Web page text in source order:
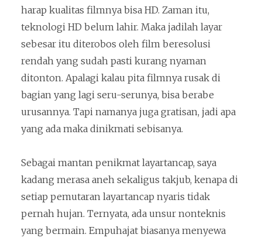
harap kualitas filmnya bisa HD. Zaman itu,
teknologi HD belum lahir. Maka jadilah layar
sebesar itu diterobos oleh film beresolusi
rendah yang sudah pasti kurang nyaman
ditonton. Apalagi kalau pita filmnya rusak di
bagian yang lagi seru-serunya, bisa berabe
urusannya. Tapi namanya juga gratisan, jadi apa
yang ada maka dinikmati sebisanya.
Sebagai mantan penikmat layartancap, saya
kadang merasa aneh sekaligus takjub, kenapa di
setiap pemutaran layartancap nyaris tidak
pernah hujan. Ternyata, ada unsur nonteknis
yang bermain. Empuhajat biasanya menyewa